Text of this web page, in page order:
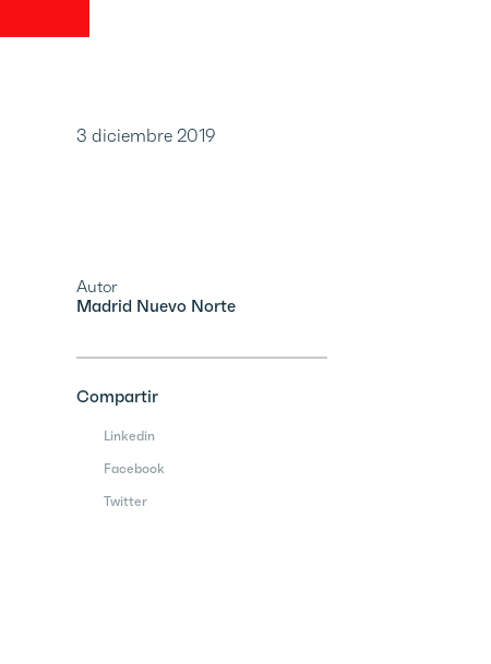
3 diciembre 2019
Autor
Madrid Nuevo Norte
Compartir
Linkedin
Facebook
Twitter